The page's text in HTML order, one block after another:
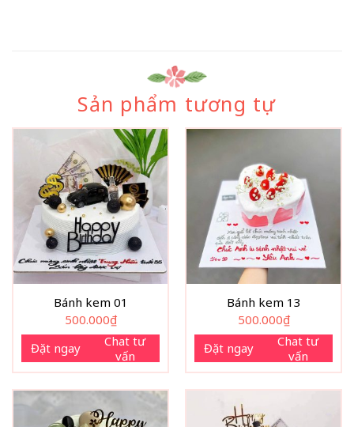
Sản phẩm tương tự
Bánh kem 01
500.000₫
Đặt ngay
Chat tư
vấn
Bánh kem 13
500.000₫
Đặt ngay
Chat tư
vấn